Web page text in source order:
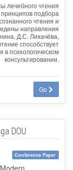
лечебного чтения
подбора
чтения и
направления
Д.С. Лихачёва,
способствует
в психологическом
консультировании.
Go
DOU
Conference Paper